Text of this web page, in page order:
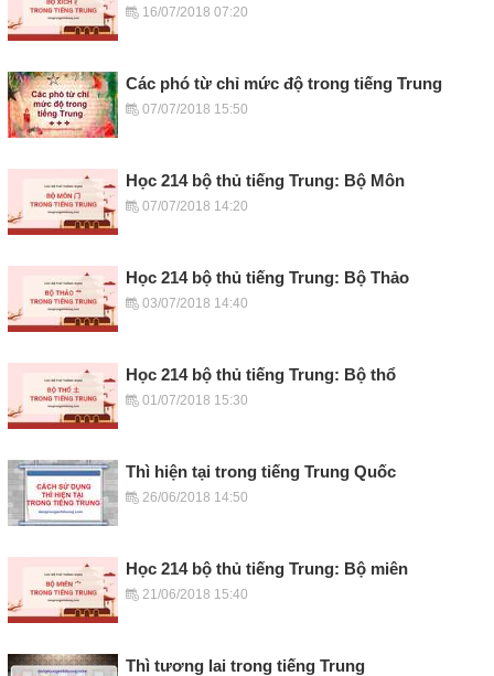
16/07/2018 07:20
Các phó từ chỉ mức độ trong tiếng Trung
07/07/2018 15:50
Học 214 bộ thủ tiếng Trung: Bộ Môn
07/07/2018 14:20
Học 214 bộ thủ tiếng Trung: Bộ Thảo
03/07/2018 14:40
Học 214 bộ thủ tiếng Trung: Bộ thổ
01/07/2018 15:30
Thì hiện tại trong tiếng Trung Quốc
26/06/2018 14:50
Học 214 bộ thủ tiếng Trung: Bộ miên
21/06/2018 15:40
Thì tương lai trong tiếng Trung